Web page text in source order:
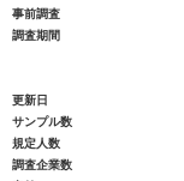
事前調査
調査期間
更新日
サンプル数
規定人数
調査企業数